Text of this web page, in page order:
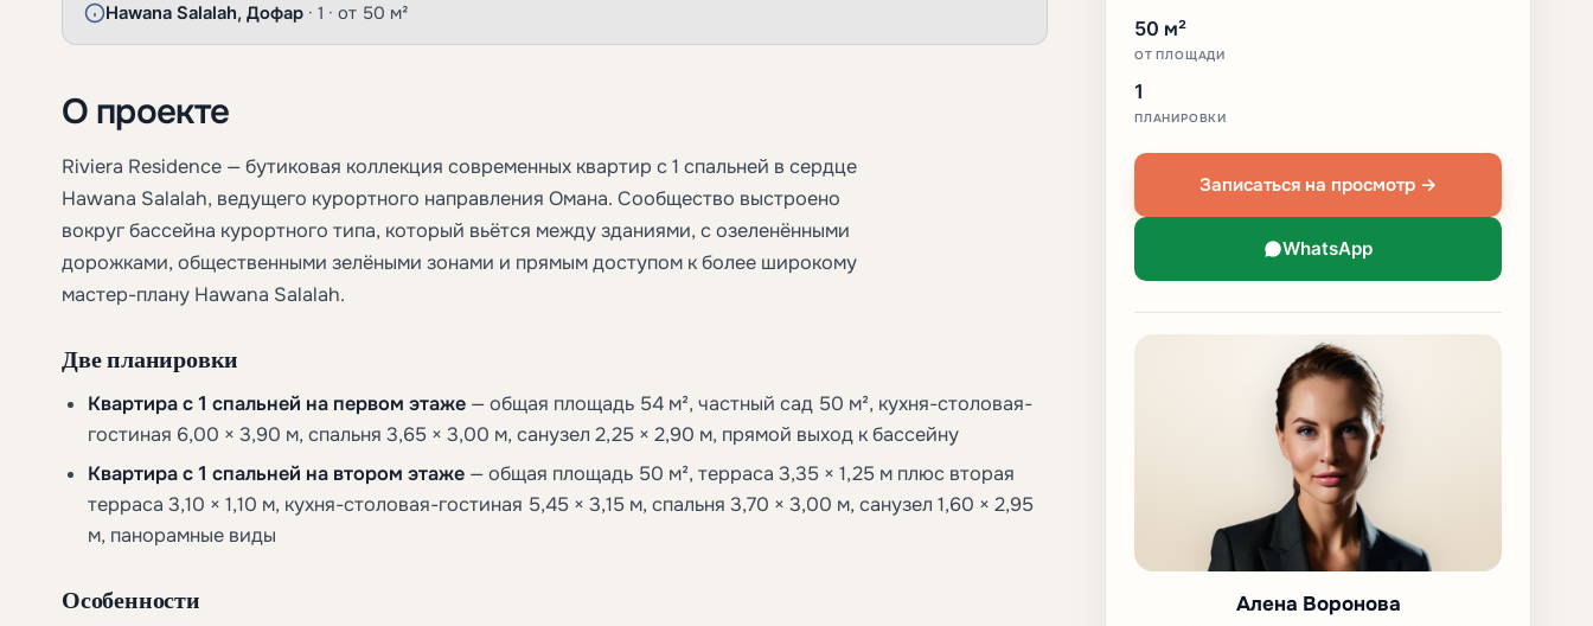
Hawana Salalah, Дофар · 1 · от 50 м²
О проекте
Riviera Residence — бутиковая коллекция современных квартир с 1 спальней в сердце
Hawana Salalah, ведущего курортного направления Омана. Сообщество выстроено
вокруг бассейна курортного типа, который вьётся между зданиями, с озеленёнными
дорожками, общественными зелёными зонами и прямым доступом к более широкому
мастер-плану Hawana Salalah.
Две планировки
Квартира с 1 спальней на первом этаже — общая площадь 54 м², частный сад 50 м², кухня-столовая-
гостиная 6,00 × 3,90 м, спальня 3,65 × 3,00 м, санузел 2,25 × 2,90 м, прямой выход к бассейну
Квартира с 1 спальней на втором этаже — общая площадь 50 м², терраса 3,35 × 1,25 м плюс вторая
терраса 3,10 × 1,10 м, кухня-столовая-гостиная 5,45 × 3,15 м, спальня 3,70 × 3,00 м, санузел 1,60 × 2,95
м, панорамные виды
Особенности
50 м²
ОТ ПЛОЩАДИ
1
ПЛАНИРОВКИ
Записаться на просмотр →
WhatsApp
Алена Воронова